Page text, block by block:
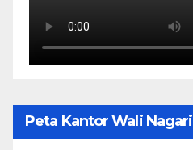
Peta Kantor Wali Nagari